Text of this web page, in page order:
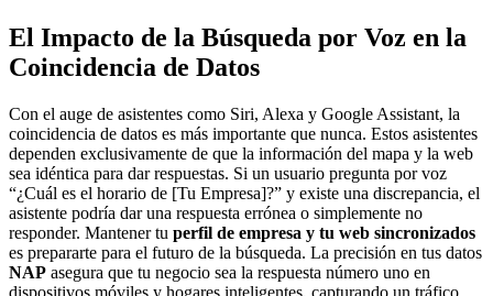
El Impacto de la Búsqueda por Voz en la
Coincidencia de Datos
Con el auge de asistentes como Siri, Alexa y Google Assistant, la
coincidencia de datos es más importante que nunca. Estos asistentes
dependen exclusivamente de que la información del mapa y la web
sea idéntica para dar respuestas. Si un usuario pregunta por voz
“¿Cuál es el horario de [Tu Empresa]?” y existe una discrepancia, el
asistente podría dar una respuesta errónea o simplemente no
responder. Mantener tu perfil de empresa y tu web sincronizados
es prepararte para el futuro de la búsqueda. La precisión en tus datos
NAP asegura que tu negocio sea la respuesta número uno en
dispositivos móviles y hogares inteligentes, capturando un tráfico